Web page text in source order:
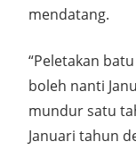
mendatang.
“Peletakan
boleh nanti
mundur satu
Januari tahun